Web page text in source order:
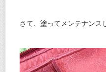
さて、塗ってメンテナンス